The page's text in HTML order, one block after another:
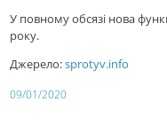
У повному обсязі нова
року.
Джерело:sprotyv.info
09/01/2020